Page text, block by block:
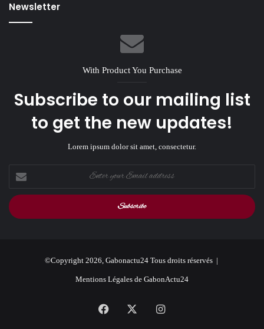
Newsletter
With Product You Purchase
Subscribe to our mailing list
to get the new updates!
Lorem ipsum dolor sit amet, consectetur.
your
Email
address
©Copyright 2026, Gabonactu24 Tous droits réservés |
Mentions Légales de GabonActu24
Facebook Instagram